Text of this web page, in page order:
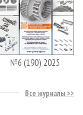
№6 (190) 2025
Все журналы